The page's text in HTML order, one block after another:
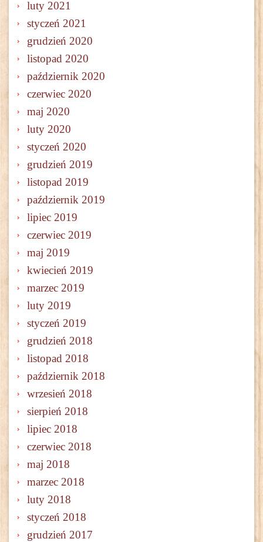
luty 2021
styczeń 2021
grudzień 2020
listopad 2020
październik 2020
czerwiec 2020
maj 2020
luty 2020
styczeń 2020
grudzień 2019
listopad 2019
październik 2019
lipiec 2019
czerwiec 2019
maj 2019
kwiecień 2019
marzec 2019
luty 2019
styczeń 2019
grudzień 2018
listopad 2018
październik 2018
wrzesień 2018
sierpień 2018
lipiec 2018
czerwiec 2018
maj 2018
marzec 2018
luty 2018
styczeń 2018
grudzień 2017